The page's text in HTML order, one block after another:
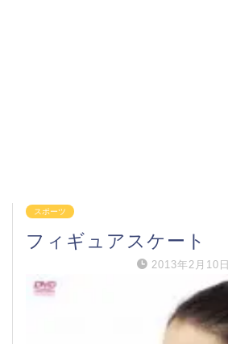
スポーツ
フィギュアスケート
2013年2月10日